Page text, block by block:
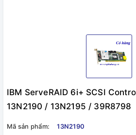
IBM ServeRAID 6i+ SCSI
13N2190 / 13N2195 / 39R8798
Mã sản phẩm:
13N2190